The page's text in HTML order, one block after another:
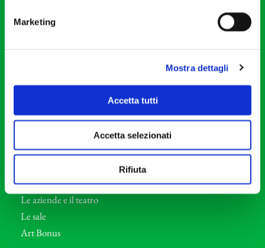
Marketing
Mostra dettagli
Accetta tutti
Accetta selezionati
Rifiuta
Orchestra I Pomeriggi Musicali
Direttore Artistico
Professori d’Orchestra
Eventi Corporate
Le aziende e il teatro
Le sale
Art Bonus